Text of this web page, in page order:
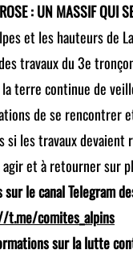
: UN MASSIF QUI
et les hauteurs de
travaux du 3e
terre continue de
de se rencontrer
si les travaux
et à retourner sur
sur le canal Telegram
t.me/comites_alpins
sur la lutte